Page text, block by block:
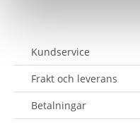
Kundservice
Frakt och leverans
Betalningar